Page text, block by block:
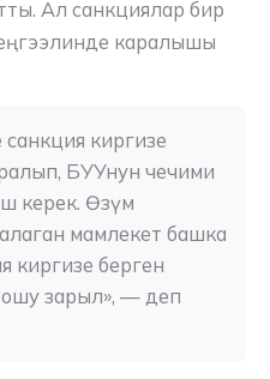
Ал санкциялар бир
каралышы
киргизе
БУУнун чечими
керек. Өзүм
мамлекет башка
киргизе берген
зарыл», — деп